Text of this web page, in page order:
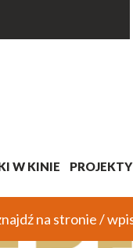
W KINIE PROJEKTY